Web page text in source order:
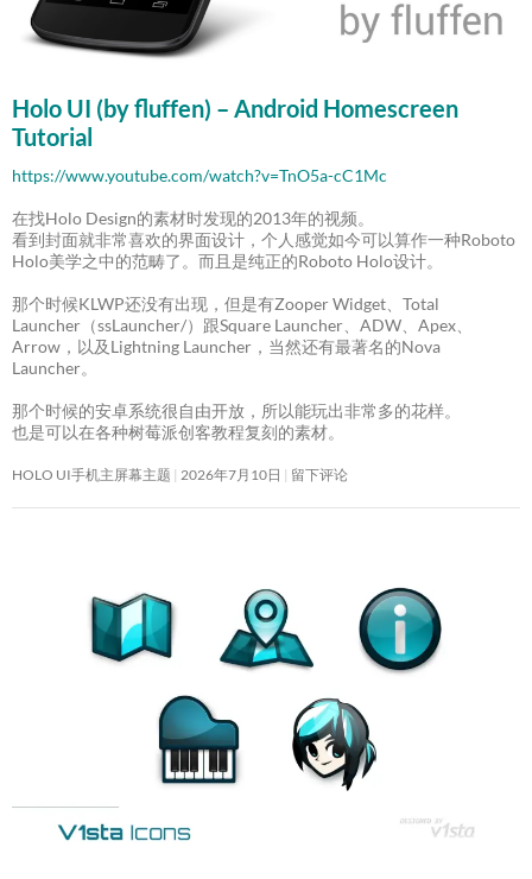
Holo UI (by fluffen) – Android Homescreen
Tutorial
https://www.youtube.com/watch?v=TnO5a-cC1Mc
在找Holo Design的素材时发现的2013年的视频。
看到封面就非常喜欢的界面设计，个人感觉如今可以算作一种Roboto
Holo美学之中的范畴了。而且是纯正的Roboto Holo设计。
那个时候KLWP还没有出现，但是有Zooper Widget、Total
Launcher（ssLauncher/）跟Square Launcher、ADW、Apex、
Arrow，以及Lightning Launcher，当然还有最著名的Nova
Launcher。
那个时候的安卓系统很自由开放，所以能玩出非常多的花样。
也是可以在各种树莓派创客教程复刻的素材。
HOLO UI手机主屏幕主题 2026年7月10日 留下评论